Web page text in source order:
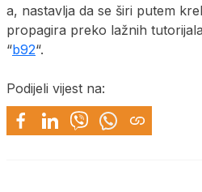
a, nastavlja da se širi putem
propagira preko lažnih
“b92“.
Podijeli vijest na: